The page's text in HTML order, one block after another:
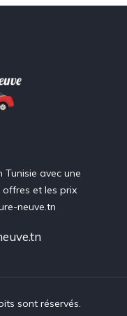
avec une
offres et les prix
neuve.tn
sont réservés.